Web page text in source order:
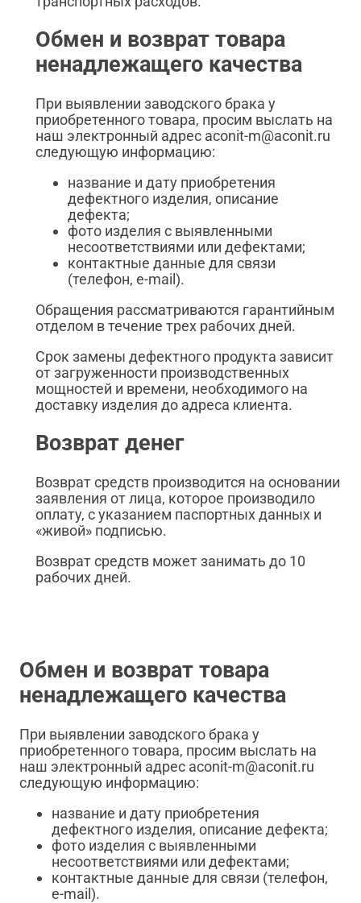
Обмен и возврат товара
ненадлежащего качества
При выявлении заводского брака у
приобретенного товара, просим выслать на
наш электронный адрес aconit-m@aconit.ru
следующую информацию:
название и дату приобретения
дефектного изделия, описание
дефекта;
фото изделия с выявленными
несоответствиями или дефектами;
контактные данные для связи
(телефон, e-mail).
Обращения рассматриваются гарантийным
отделом в течение трех рабочих дней.
Срок замены дефектного продукта зависит
от загруженности производственных
мощностей и времени, необходимого на
доставку изделия до адреса клиента.
Возврат денег
Возврат средств производится на основании
заявления от лица, которое производило
оплату, с указанием паспортных данных и
«живой» подписью.
Возврат средств может занимать до 10
рабочих дней.
Обмен и возврат товара
ненадлежащего качества
При выявлении заводского брака у
приобретенного товара, просим выслать на
наш электронный адрес aconit-m@aconit.ru
следующую информацию:
название и дату приобретения
дефектного изделия, описание дефекта;
фото изделия с выявленными
несоответствиями или дефектами;
контактные данные для связи (телефон,
e-mail).